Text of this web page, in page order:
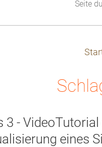
Seite
3 -
eines